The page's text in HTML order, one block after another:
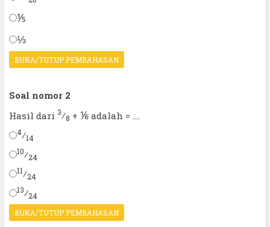
⅕
⅓
BUKA/TUTUP PEMBAHASAN
Soal nomor 2
Hasil dari 3⁄8 + ⅙ adalah = ....
4⁄14
10⁄24
11⁄24
13⁄24
BUKA/TUTUP PEMBAHASAN